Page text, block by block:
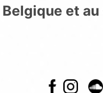
Belgique et au